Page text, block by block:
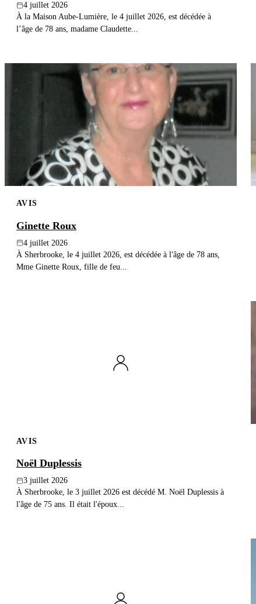
4 juillet 2026
À la Maison Aube-Lumière, le 4 juillet 2026, est décédée à
l’âge de 78 ans, madame Claudette...
AVIS
Ginette Roux
4 juillet 2026
À Sherbrooke, le 4 juillet 2026, est décédée à l'âge de 78 ans,
Mme Ginette Roux, fille de feu...
AVIS
Noël Duplessis
3 juillet 2026
À Sherbrooke, le 3 juillet 2026 est décédé M. Noël Duplessis à
l'âge de 75 ans. Il était l'époux...